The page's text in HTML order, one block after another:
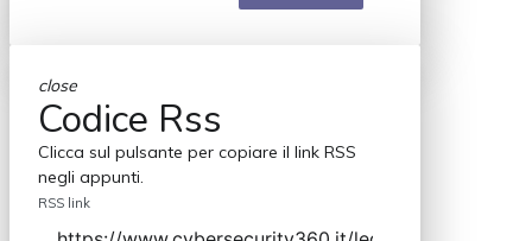
close
Codice Rss
Clicca sul pulsante per copiare il link RSS
negli appunti.
RSS link